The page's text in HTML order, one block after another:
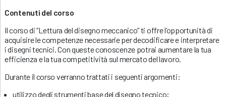
Contenuti del corso
Il corso di “Lettura del disegno meccanico” ti offre l’opportunità di
acquisire le competenze necessarie per decodificare e interpretare
i disegni tecnici. Con queste conoscenze potrai aumentare la tua
efficienza e la tua competitività sul mercato del lavoro.
Durante il corso verranno trattati i seguenti argomenti:
utilizzo degli strumenti base del disegno tecnico;